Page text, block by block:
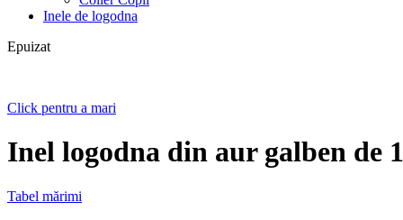
Inele de logodna
Epuizat
Click pentru a mari
Inel logodna din aur galben de
Tabel mărimi